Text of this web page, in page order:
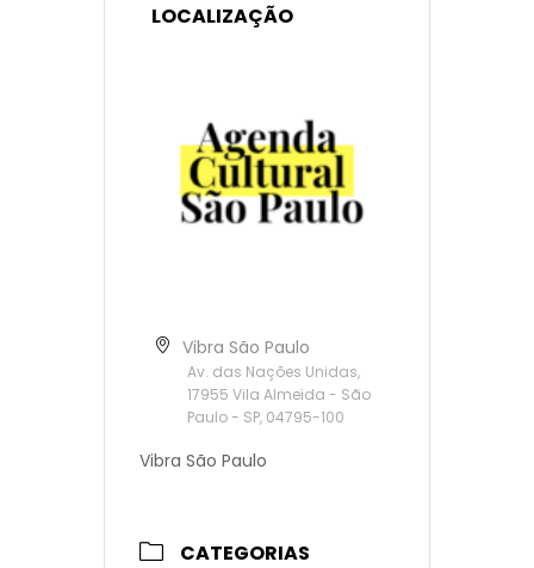
LOCALIZAÇÃO
Vibra São Paulo
Av. das Nações Unidas,
17955 Vila Almeida - São
Paulo - SP, 04795-100
Vibra São Paulo
CATEGORIAS